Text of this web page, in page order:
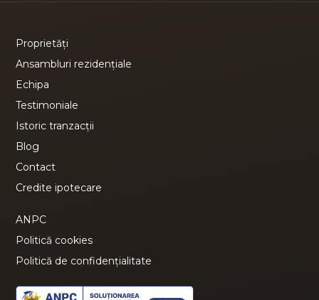
Proprietăți
Ansambluri rezidențiale
Echipa
Testimoniale
Istoric tranzacții
Blog
Contact
Credite ipotecare
ANPC
Politică cookies
Politică de confidențialitate